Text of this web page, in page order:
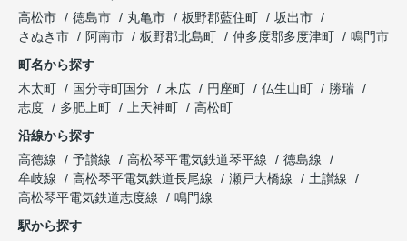
高松市
徳島市 丸亀市 板野郡藍住町
坂出市
さぬき市
阿南市 板野郡北島町 仲多度郡多度津町
鳴門市
町名から探す
木太町
国分寺町国分 末広 円座町 仏生山町
勝瑞
志度
多肥上町 上天神町
高松町
沿線から探す
高徳線
予讃線 高松琴平電気鉄道琴平線
徳島線
牟岐線
高松琴平電気鉄道長尾線 瀬戸大橋線
土讃線
高松琴平電気鉄道志度線
鳴門線
駅から探す